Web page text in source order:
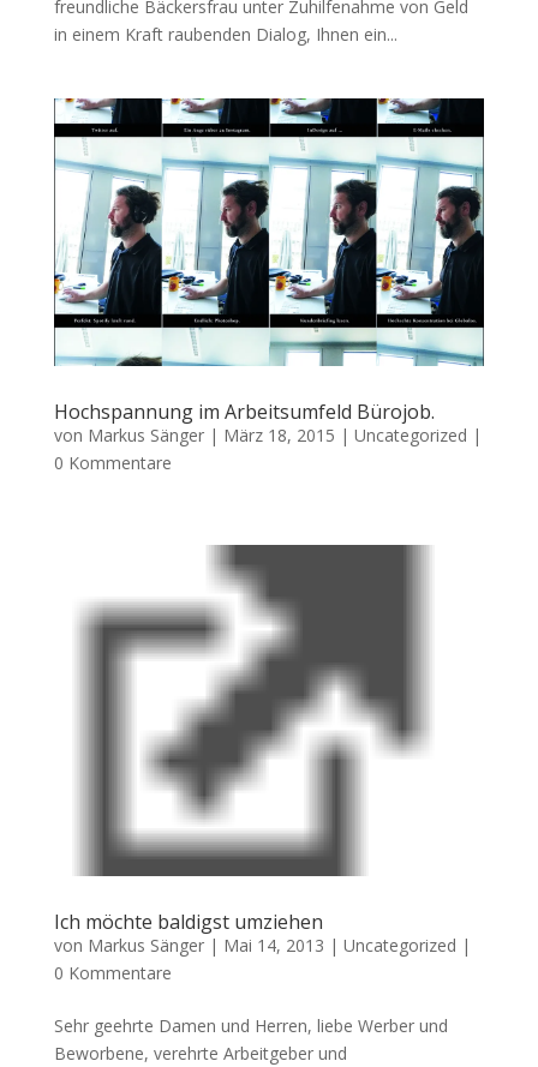
freundliche Bäckersfrau unter Zuhilfenahme von Geld
in einem Kraft raubenden Dialog, Ihnen ein...
Hochspannung im Arbeitsumfeld Bürojob.
von Markus Sänger| März 18, 2015 | Uncategorized |
0 Kommentare
Ich möchte baldigst umziehen
von Markus Sänger| Mai 14, 2013 | Uncategorized |
0 Kommentare
Sehr geehrte Damen und Herren, liebe Werber und
Beworbene, verehrte Arbeitgeber und